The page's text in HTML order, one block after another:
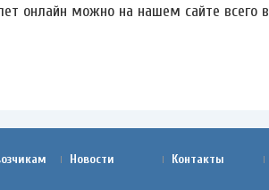
онлайн можно на нашем сайте всего в
Новости Контакты